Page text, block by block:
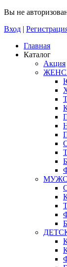
Вы не
Вход |
Главная
Каталог
Акция